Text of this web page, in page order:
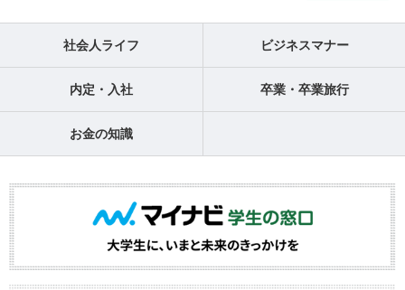
社会人ライフ ビジネスマナー
内定・入社 卒業・卒業旅行
お金の知識